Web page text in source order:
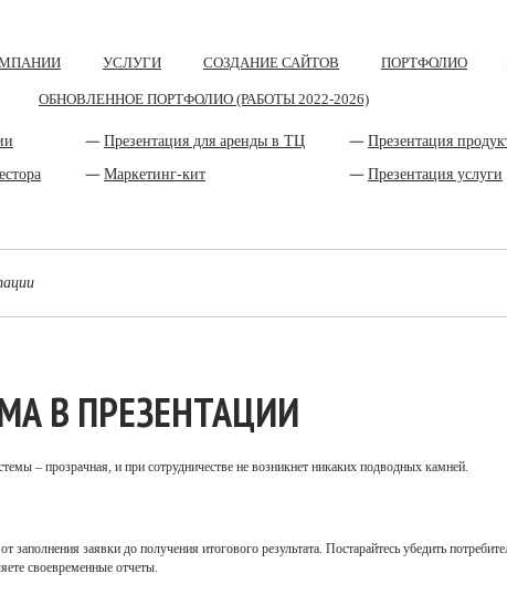
УСЛУГИ СОЗДАНИЕ САЙТОВ ПОРТФОЛИО
ОБНОВЛЕННОЕ ПОРТФОЛИО (РАБОТЫ 2022-2026)
Презентация для аренды в ТЦ
Маркетинг-кит
Презентация
Презентация услуги
В ПРЕЗЕНТАЦИИ
– прозрачная, и при сотрудничестве не возникнет никаких подводных камней.
заполнения заявки до получения итогового результата. Постарайтесь убедить
своевременные отчеты.